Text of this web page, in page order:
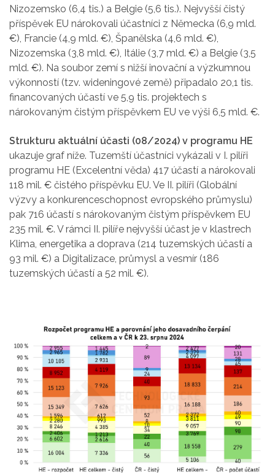
Nizozemsko (6,4 tis.) a Belgie (5,6 tis.). Nejvyšší čistý
příspěvek EU nárokovali účastníci z Německa (6,9 mld.
€), Francie (4,9 mld. €), Španělska (4,6 mld. €),
Nizozemska (3,8 mld. €), Itálie (3,7 mld. €) a Belgie (3,5
mld. €). Na soubor zemí s nižší inovační a výzkumnou
výkonností (tzv. wideningové země) připadalo 20,1 tis.
financovaných účastí ve 5,9 tis. projektech s
nárokovaným čistým příspěvkem EU ve výši 6,5 mld. €.
Strukturu aktuální účasti (08/2024) v programu HE
ukazuje graf níže. Tuzemští účastníci vykázali v I. pilíři
programu HE (Excelentní věda) 417 účastí a nárokovali
118 mil. € čistého příspěvku EU. Ve II. pilíři (Globální
výzvy a konkurenceschopnost evropského průmyslu)
pak 716 účastí s nárokovaným čistým příspěvkem EU
235 mil. €. V rámci II. pilíře nejvyšší účast je v klastrech
Klima, energetika a doprava (214 tuzemských účastí a
93 mil. €) a Digitalizace, průmysl a vesmír (186
tuzemských účastí a 52 mil. €).